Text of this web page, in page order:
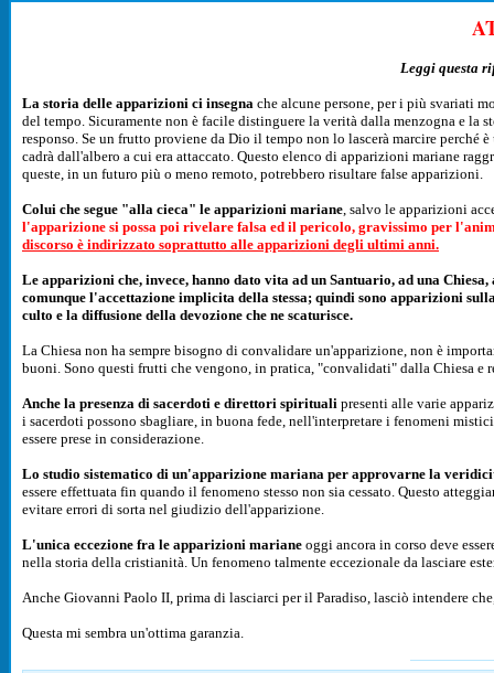
Leggi questa
La storia delle apparizioni ci insegna che alcune persone, per i più svariati
del tempo. Sicuramente non è facile distinguere la verità dalla menzogna e la
responso. Se un frutto proviene da Dio il tempo non lo lascerà marcire
cadrà dall'albero a cui era attaccato. Questo elenco di apparizioni mariane
queste, in un futuro più o meno remoto, potrebbero risultare false apparizioni.
Colui che segue "alla cieca" le apparizioni mariane, salvo le apparizioni
l'apparizione si possa poi rivelare falsa ed il pericolo, gravissimo per
discorso è indirizzato soprattutto alle apparizioni degli ultimi anni.
Le apparizioni che, invece, hanno dato vita ad un Santuario, ad una
comunque l'accettazione implicita della stessa; quindi sono apparizioni
culto e la diffusione della devozione che ne scaturisce.
La Chiesa non ha sempre bisogno di convalidare un'apparizione, non è
buoni. Sono questi frutti che vengono, in pratica, "convalidati" dalla Chiesa e
Anche la presenza di sacerdoti e direttori spirituali presenti alle varie
i sacerdoti possono sbagliare, in buona fede, nell'interpretare i fenomeni
essere prese in considerazione.
Lo studio sistematico di un'apparizione mariana per approvarne la
essere effettuata fin quando il fenomeno stesso non sia cessato. Questo
evitare errori di sorta nel giudizio dell'apparizione.
L'unica eccezione fra le apparizioni mariane oggi ancora in corso deve
nella storia della cristianità. Un fenomeno talmente eccezionale da lasciare
Anche Giovanni Paolo II, prima di lasciarci per il Paradiso, lasciò intendere
Questa mi sembra un'ottima garanzia.